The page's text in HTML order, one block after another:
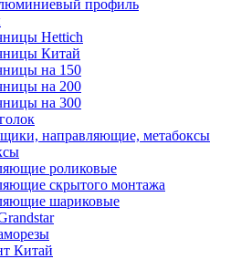
профиль
Hettich
Китай
на 150
на 200
на 300
направляющие, метабоксы
роликовые
скрытого монтажа
шариковые
Китай